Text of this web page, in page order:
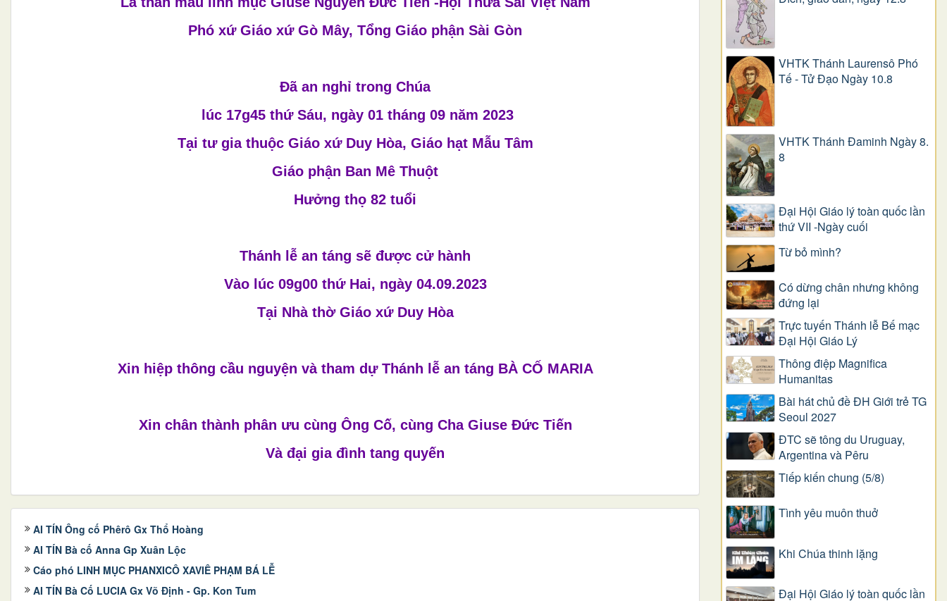
Phó xứ Giáo xứ Gò Mây, Tổng Giáo phận Sài Gòn
Đã an nghỉ trong Chúa
lúc 17g45 thứ Sáu, ngày 01 tháng 09 năm 2023
Tại tư gia thuộc Giáo xứ Duy Hòa, Giáo hạt Mẫu Tâm
Giáo phận Ban Mê Thuột
Hưởng thọ 82 tuổi
Thánh lễ an táng sẽ được cử hành
Vào lúc 09g00 thứ Hai, ngày 04.09.2023
Tại Nhà thờ Giáo xứ Duy Hòa
Xin hiệp thông cầu nguyện và tham dự Thánh lễ an táng BÀ CỐ MARIA
Xin chân thành phân ưu cùng Ông Cố, cùng Cha Giuse Đức Tiến
Và đại gia đình tang quyến
AI TÍN Ông cố Phêrô Gx Thổ Hoàng
AI TÍN Bà cố Anna Gp Xuân Lộc
Cáo phó LINH MỤC PHANXICÔ XAVIÊ PHẠM BÁ LỄ
AI TÍN Bà Cố LUCIA Gx Võ Định - Gp. Kon Tum
VHTK Thánh Laurensô Phó
Tế - Tử Đạo Ngày 10.8
VHTK Thánh Đaminh Ngày 8.
8
Đại Hội Giáo lý toàn quốc lần
thứ VII -Ngày cuối
Từ bỏ mình?
Có dừng chân nhưng không
đứng lại
Trực tuyến Thánh lễ Bế mạc
Đại Hội Giáo Lý
Thông điệp Magnifica
Humanitas
Bài hát chủ đề ĐH Giới trẻ TG
Seoul 2027
ĐTC sẽ tông du Uruguay,
Argentina và Pêru
Tiếp kiến chung (5/8)
Tình yêu muôn thuở
Khi Chúa thinh lặng
Đại Hội Giáo lý toàn quốc lần